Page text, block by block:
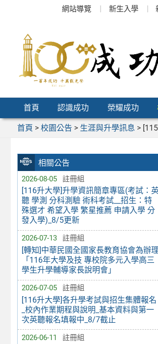
網站導覽 新生入學
首頁 認識成功 榮耀成功
首頁 > 校園公告 > 生涯與升學訊息 >
相關公告
2026-08-05 註冊組
[116升大學]升學資訊簡章專區(考試：
聽 學測 分科測驗 術科考試__招生：特
殊選才 希望入學 繁星推薦 申請入學 分
發入學)_8/5更新
2026-07-13 註冊組
[轉知]中華民國全國家長教育協會為辦理
「116年大學及技 專校院多元入學高三
學生升學輔導家長說明會」
2026-07-05 註冊組
[116升大學]各升學考試與招生集體報名
_校內作業期程與說明_基本資料與第一
次英聽報名填報中_8/7截止
2026-06-11 註冊組